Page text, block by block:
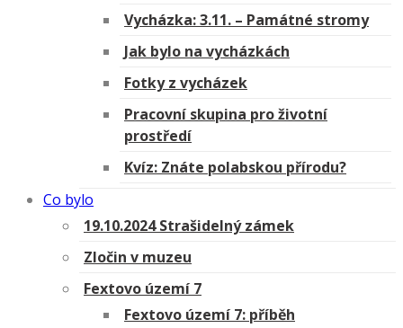
Vycházka: 3.11. – Památné stromy
Jak bylo na vycházkách
Fotky z vycházek
Pracovní skupina pro životní
prostředí
Kvíz: Znáte polabskou přírodu?
Co bylo
19.10.2024 Strašidelný zámek
Zločin v muzeu
Fextovo území 7
Fextovo území 7: příběh